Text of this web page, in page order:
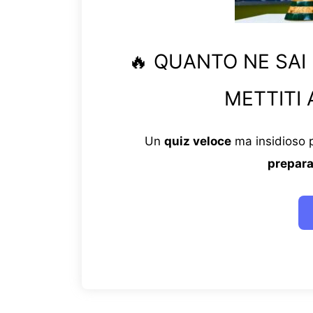
🔥 QUANTO NE
METTITI
Un quiz velocema insidioso